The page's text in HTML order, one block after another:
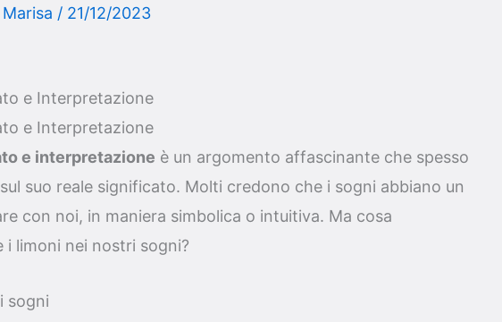
Marisa / 21/12/2023
e Interpretazione
e Interpretazione
e interpretazione è un argomento affascinante che spesso
suo reale significato. Molti credono che i sogni abbiano un
con noi, in maniera simbolica o intuitiva. Ma cosa
limoni nei nostri sogni?
sogni